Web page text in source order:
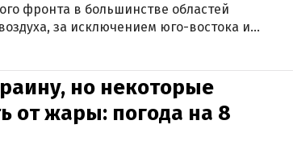
фронта в большинстве областей
за исключением юго-востока и
но некоторые
от жары: погода на 8